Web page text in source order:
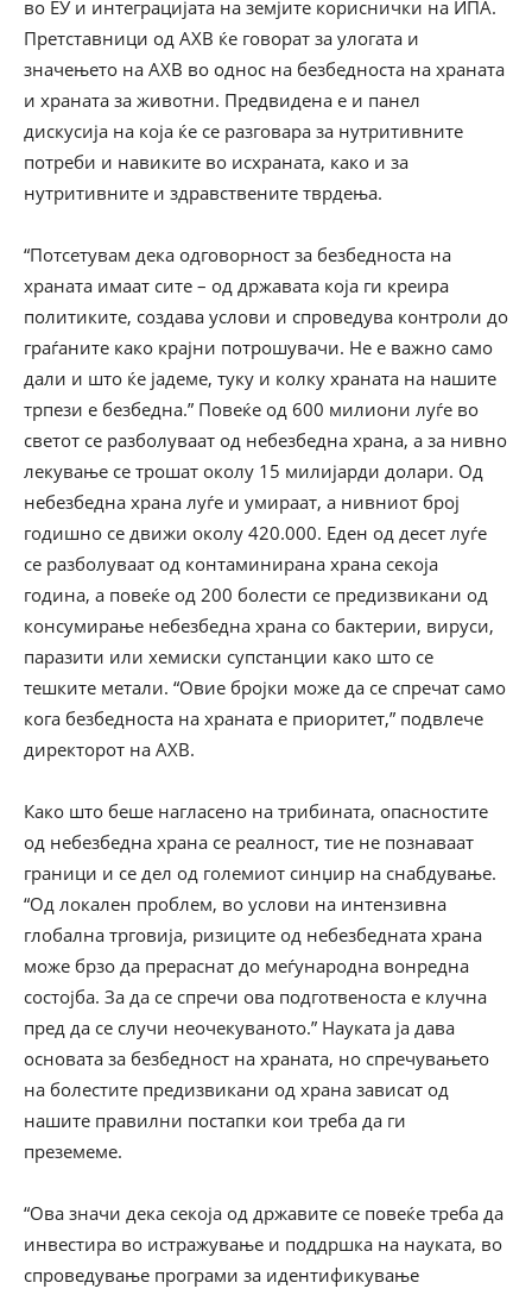
во ЕУ и интеграцијата на земјите кориснички на ИПА.
Претставници од АХВ ќе говорат за улогата и
значењето на АХВ во однос на безбедноста на храната
и храната за животни. Предвидена е и панел
дискусија на која ќе се разговара за нутритивните
потреби и навиките во исхраната, како и за
нутритивните и здравствените тврдења.
“Потсетувам дека одговорност за безбедноста на
храната имаат сите – од државата која ги креира
политиките, создава услови и спроведува контроли до
граѓаните како крајни потрошувачи. Не е важно само
дали и што ќе јадеме, туку и колку храната на нашите
трпези е безбедна.” Повеќе од 600 милиони луѓе во
светот се разболуваат од небезбедна храна, а за нивно
лекување се трошат околу 15 милијарди долари. Од
небезбедна храна луѓе и умираат, а нивниот број
годишно се движи околу 420.000. Еден од десет луѓе
се разболуваат од контаминирана храна секоја
година, а повеќе од 200 болести се предизвикани од
консумирање небезбедна храна со бактерии, вируси,
паразити или хемиски супстанции како што се
тешките метали. “Овие бројки може да се спречат само
кога безбедноста на храната е приоритет,” подвлече
директорот на АХВ.
Како што беше нагласено на трибината, опасностите
од небезбедна храна се реалност, тие не познаваат
граници и се дел од големиот синџир на снабдување.
“Од локален проблем, во услови на интензивна
глобална трговија, ризиците од небезбедната храна
може брзо да прераснат до меѓународна вонредна
состојба. За да се спречи ова подготвеноста е клучна
пред да се случи неочекуваното.” Науката ја дава
основата за безбедност на храната, но спречувањето
на болестите предизвикани од храна зависат од
нашите правилни постапки кои треба да ги
преземеме.
“Ова значи дека секоја од државите се повеќе треба да
инвестира во истражување и поддршка на науката, во
спроведување програми за идентификување